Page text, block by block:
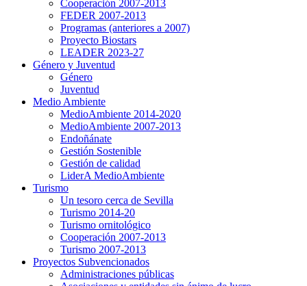
Cooperación 2007-2013
FEDER 2007-2013
Programas (anteriores a 2007)
Proyecto Biostars
LEADER 2023-27
Género y Juventud
Género
Juventud
Medio Ambiente
MedioAmbiente 2014-2020
MedioAmbiente 2007-2013
Endoñánate
Gestión Sostenible
Gestión de calidad
LiderA MedioAmbiente
Turismo
Un tesoro cerca de Sevilla
Turismo 2014-20
Turismo ornitológico
Cooperación 2007-2013
Turismo 2007-2013
Proyectos Subvencionados
Administraciones públicas